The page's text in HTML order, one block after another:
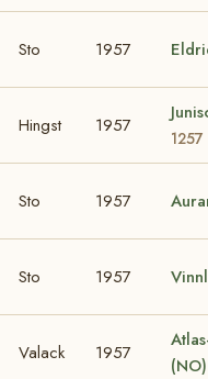
Sto 1957
Hingst 1957
1257
Sto 1957
Sto 1957
Valack 1957